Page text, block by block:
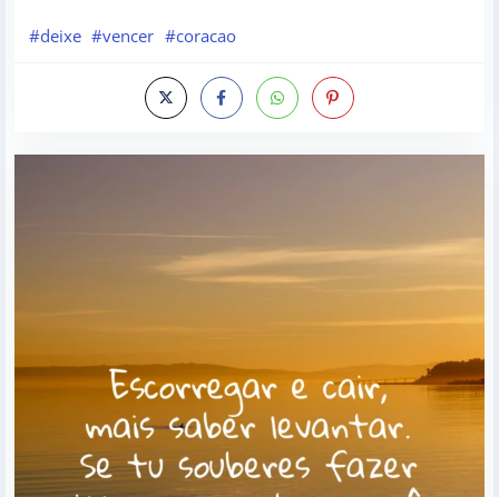
#deixe #vencer #coracao